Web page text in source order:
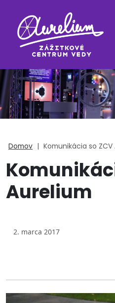
Domov | Komunikácia so ZCV
Aurelium
2. marca 2017